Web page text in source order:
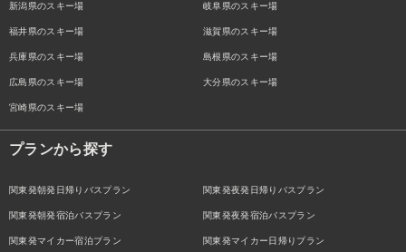
新潟県のスキー場 岐阜県のスキー場
福井県のスキー場 滋賀県のスキー場
兵庫県のスキー場 島根県のスキー場
広島県のスキー場 大分県のスキー場
宮崎県のスキー場
プランから探す
関東発朝発日帰りバスプラン 関東発夜発日帰りバスプラン
関東発朝発宿泊バスプラン 関東発夜発宿泊バスプラン
関東発マイカー宿泊プラン 関東発マイカー日帰りプラン